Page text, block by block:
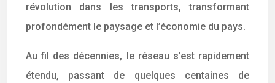
révolution dans les transports, transformant
profondément le paysage et l’économie du pays.
Au fil des décennies, le réseau s’est rapidement
étendu, passant de quelques centaines de